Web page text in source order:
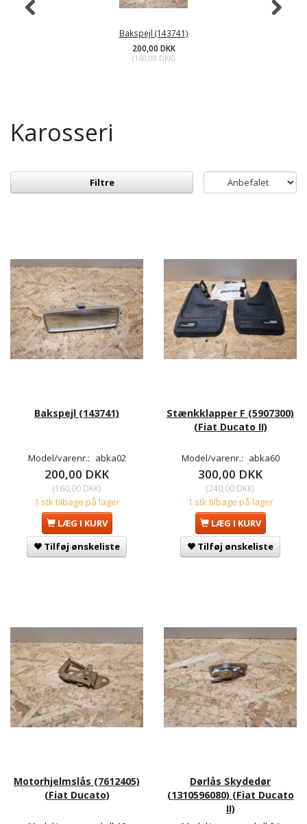
Bakspejl (143741)
200,00 DKK
(160,00 DKK)
Karosseri
Filtre
Bakspejl (143741)
Model/varenr.: abka02
200,00 DKK
(160,00 DKK)
1 stk tilbage på lager
LÆG I KURV
Tilføj ønskeliste
Stænkklapper F (5907300)
(Fiat Ducato II)
Model/varenr.: abka60
300,00 DKK
(240,00 DKK)
1 stk tilbage på lager
LÆG I KURV
Tilføj ønskeliste
Motorhjelmslås (7612405)
(Fiat Ducato)
Dørlås Skydedør
(1310596080) (Fiat Ducato
II)